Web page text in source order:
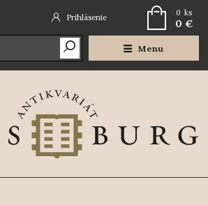
Menu
Prihlásenie 0 ks
0 €